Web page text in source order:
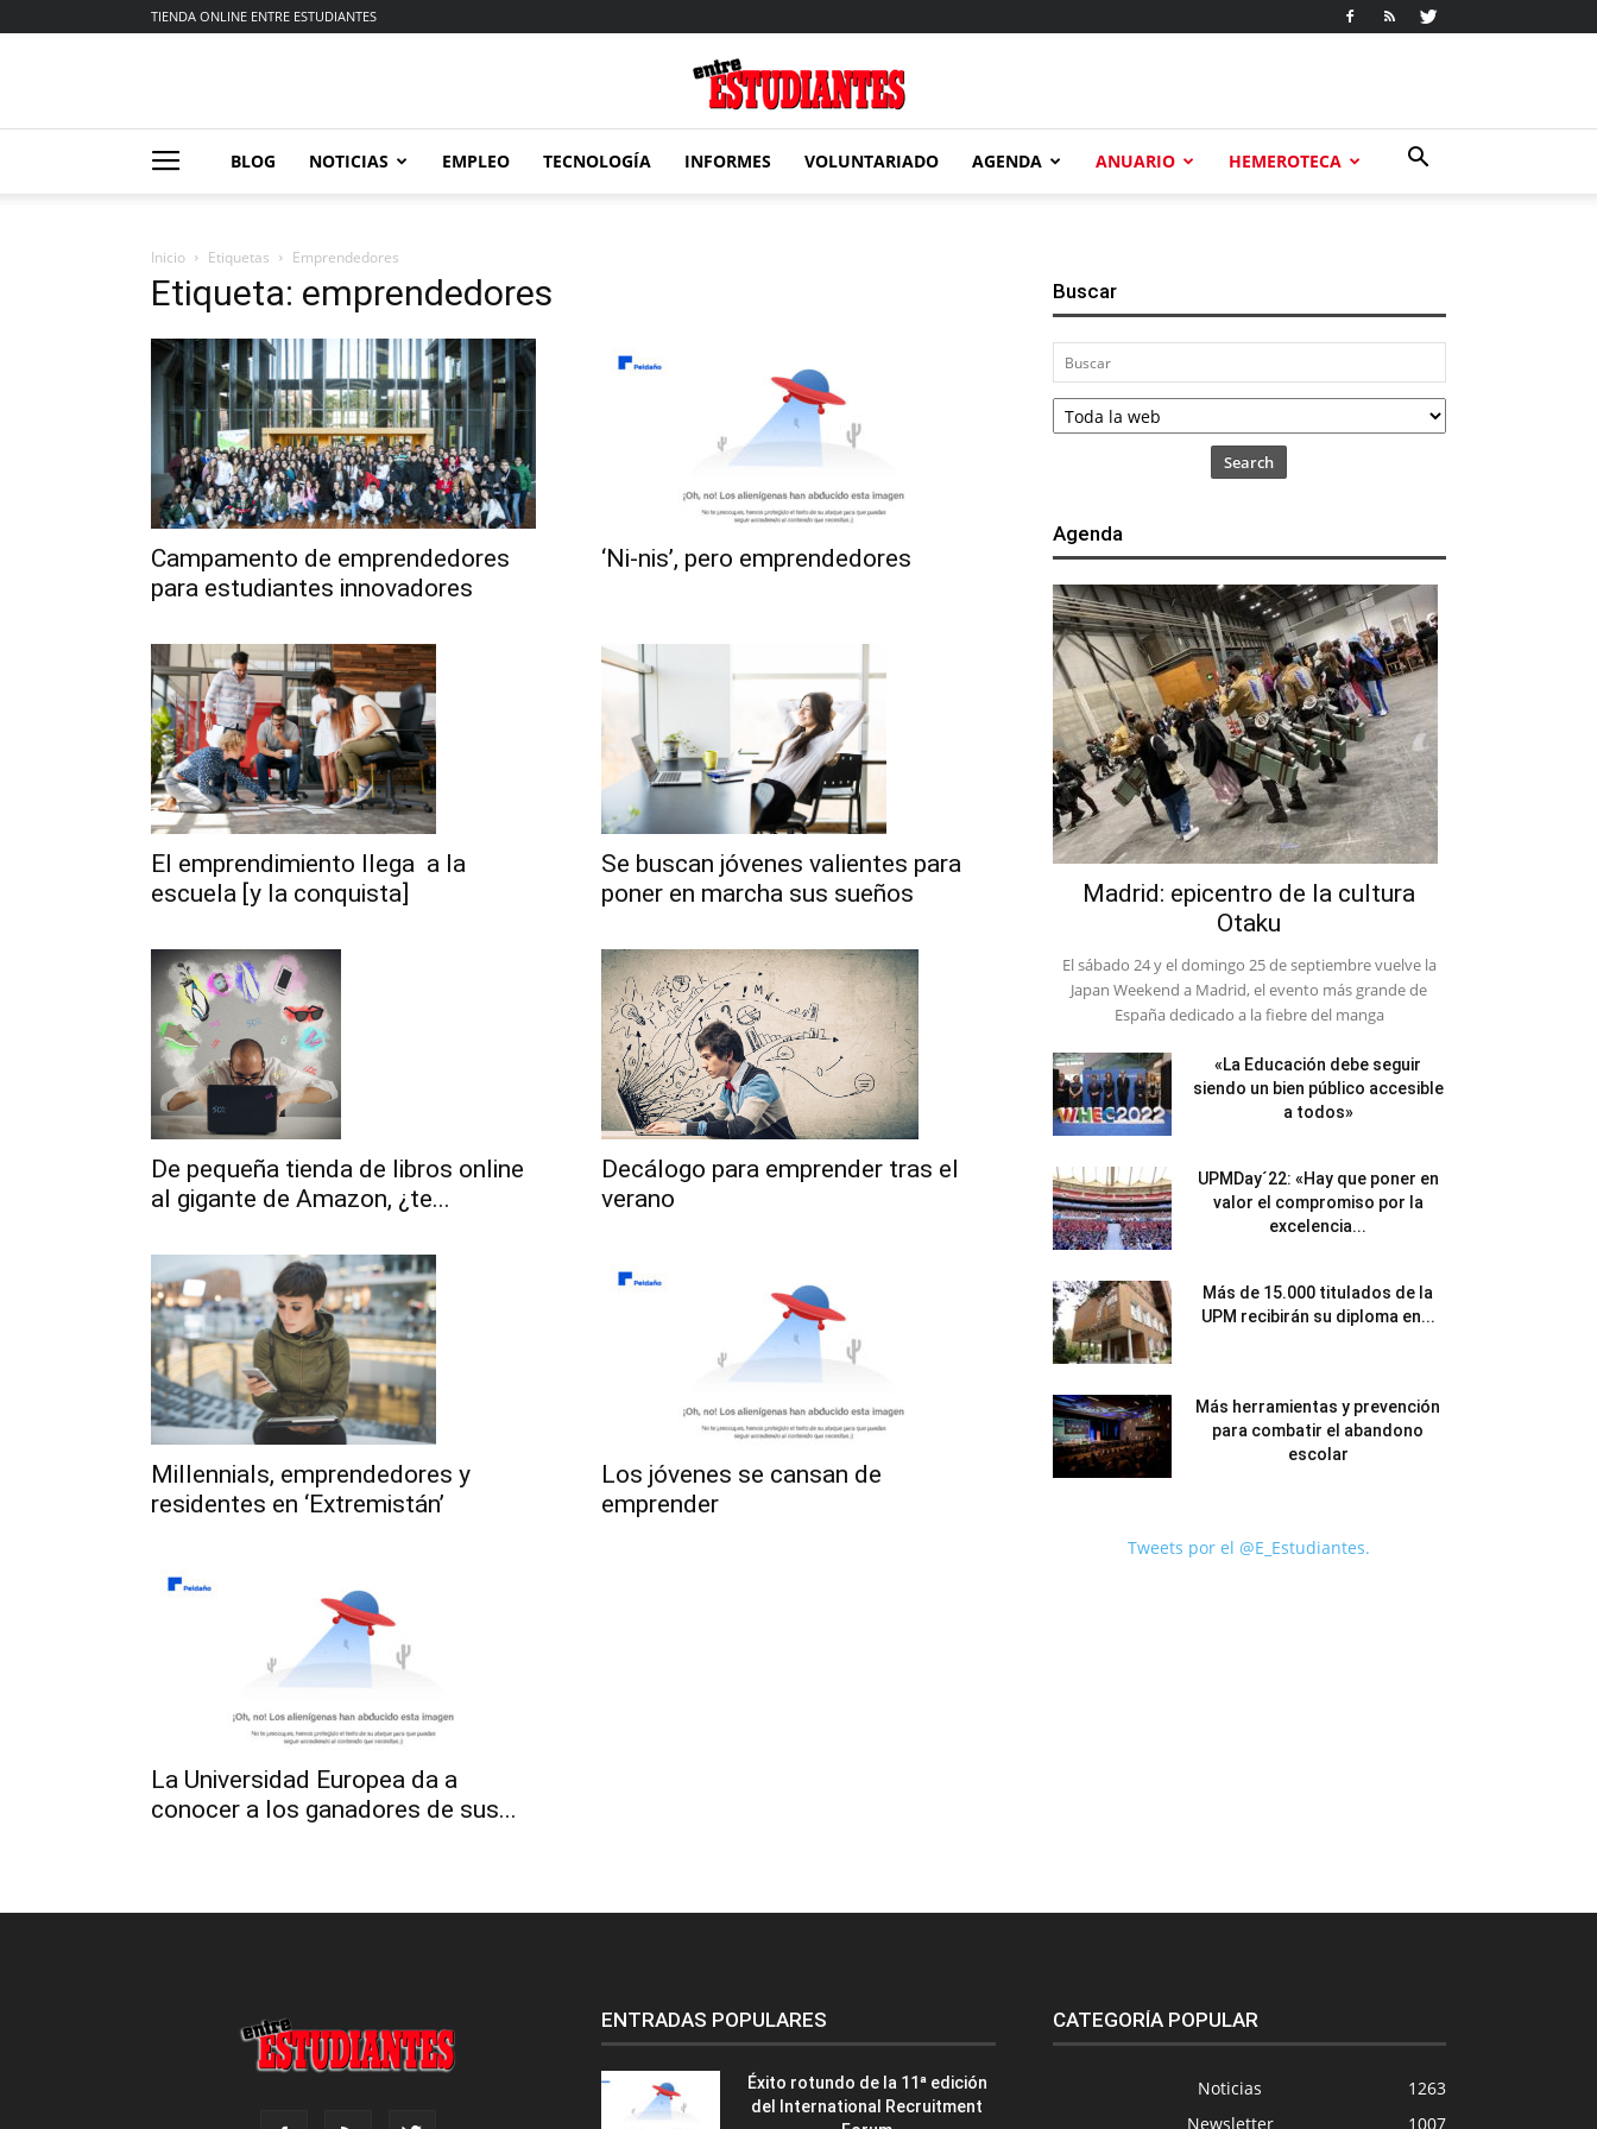
TIENDA ONLINE ENTRE ESTUDIANTES
BLOG NOTICIAS EMPLEO TECNOLOGÍA INFORMES VOLUNTARIADO AGENDA ANUARIO HEMEROTECA
Inicio Etiquetas Emprendedores
Etiqueta: emprendedores
Campamento de emprendedores
para estudiantes innovadores
‘Ni-nis’, pero emprendedores
El emprendimiento llega a la
escuela [y la conquista]
Se buscan jóvenes valientes para
poner en marcha sus sueños
De pequeña tienda de libros online
al gigante de Amazon, ¿te...
Decálogo para emprender tras el
verano
Millennials, emprendedores y
residentes en ‘Extremistán’
Los jóvenes se cansan de
emprender
La Universidad Europea da a
conocer a los ganadores de sus...
Buscar
Search
Agenda
Madrid: epicentro de la cultura
Otaku
El sábado 24 y el domingo 25 de septiembre vuelve la
Japan Weekend a Madrid, el evento más grande de
España dedicado a la fiebre del manga
«La Educación debe seguir
siendo un bien público accesible
a todos»
UPMDay´22: «Hay que poner en
valor el compromiso por la
excelencia...
Más de 15.000 titulados de la
UPM recibirán su diploma en...
Más herramientas y prevención
para combatir el abandono
escolar
Tweets por el @E_Estudiantes.
ENTRADAS POPULARES
Éxito rotundo de la 11ª edición
del International Recruitment
CATEGORÍA POPULAR
Noticias
1263
Newsletter
1007